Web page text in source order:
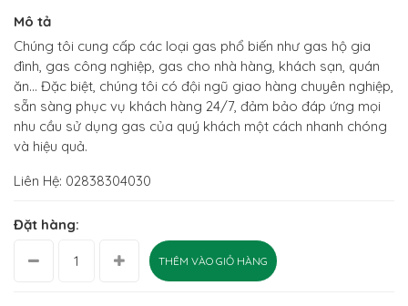
Mô tả
Chúng tôi cung cấp các loại gas phổ biến như gas hộ gia
đình, gas công nghiệp, gas cho nhà hàng, khách sạn, quán
ăn... Đặc biệt, chúng tôi có đội ngũ giao hàng chuyên nghiệp,
sẵn sàng phục vụ khách hàng 24/7, đảm bảo đáp ứng mọi
nhu cầu sử dụng gas của quý khách một cách nhanh chóng
và hiệu quả.
Liên Hệ: 02838304030
Đặt hàng:
THÊM VÀO GIỎ HÀNG